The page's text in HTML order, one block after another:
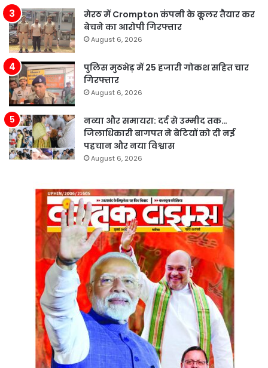
मेरठ में Crompton कंपनी के कूलर तैयार कर
बेचने का आरोपी गिरफ्तार
August 6, 2026
पुलिस मुठभेड़ में 25 हजारी गोकश सहित चार
गिरफ्तार
August 6, 2026
नव्या और समायरा: दर्द से उम्मीद तक…
जिलाधिकारी बागपत ने बेटियों को दी नई
पहचान और नया विश्वास
August 6, 2026